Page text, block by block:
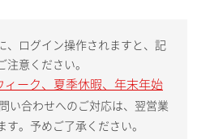
、ログイン操作されますと、記
注意ください。
ィーク、夏季休暇、年末年始
い合わせへのご対応は、翌営業
す。予めご了承ください。